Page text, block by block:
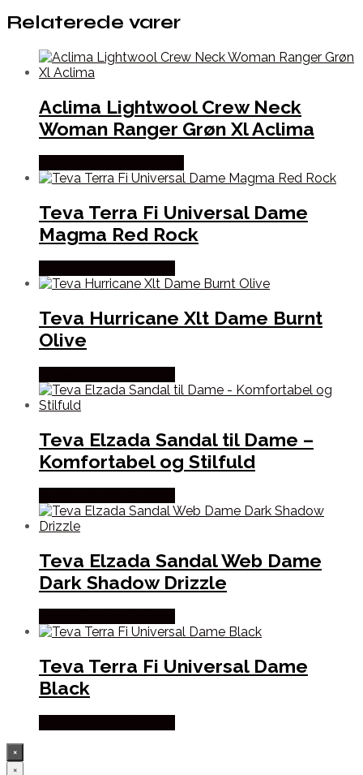
Relaterede varer
Aclima Lightwool Crew Neck
Woman Ranger Grøn Xl Aclima
Teva Terra Fi Universal Dame
Magma Red Rock
Teva Hurricane Xlt Dame Burnt
Olive
Teva Elzada Sandal til Dame –
Komfortabel og Stilfuld
Teva Elzada Sandal Web Dame
Dark Shadow Drizzle
Teva Terra Fi Universal Dame
Black
×
×